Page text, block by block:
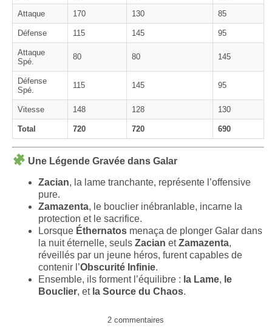
Attaque 170 130 85
Défense 115 145 95
Attaque
Spé.
80 80 145
Défense
Spé.
115 145 95
Vitesse 148 128 130
Total 720 720 690
Une Légende Gravée dans Galar
Zacian, la lame tranchante, représente l’offensive
pure.
Zamazenta, le bouclier inébranlable, incarne la
protection et le sacrifice.
Lorsque Éthernatos menaça de plonger Galar dans
la nuit éternelle, seuls Zacian etZamazenta,
réveillés par un jeune héros, furent capables de
contenir l’Obscurité Infinie.
Ensemble, ils forment l’équilibre : la Lame, le
Bouclier, et la Source du Chaos.
2 commentaires